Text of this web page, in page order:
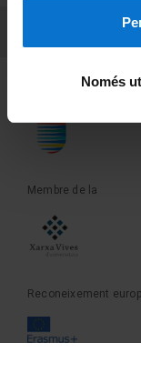
Només
Fundadora de la
Membre de la
Reconeixement